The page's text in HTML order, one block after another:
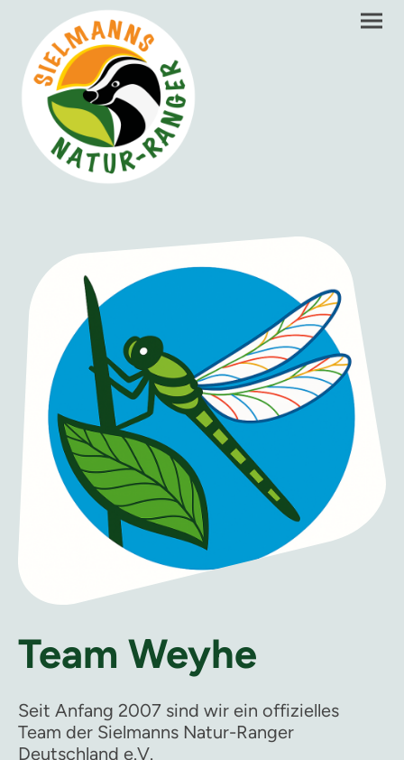
Team Weyhe
Seit Anfang 2007 sind wir ein offizielles
Team der Sielmanns Natur-Ranger
Deutschland e.V.